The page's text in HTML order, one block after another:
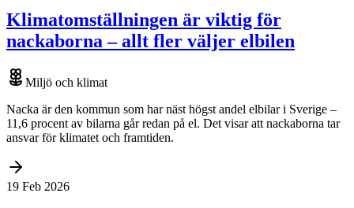
Klimatomställningen är viktig för
nackaborna – allt fler väljer elbilen
Miljö och klimat
Nacka är den kommun som har näst högst andel elbilar i Sverige –
11,6 procent av bilarna går redan på el. Det visar att nackaborna tar
ansvar för klimatet och framtiden.
19 Feb 2026